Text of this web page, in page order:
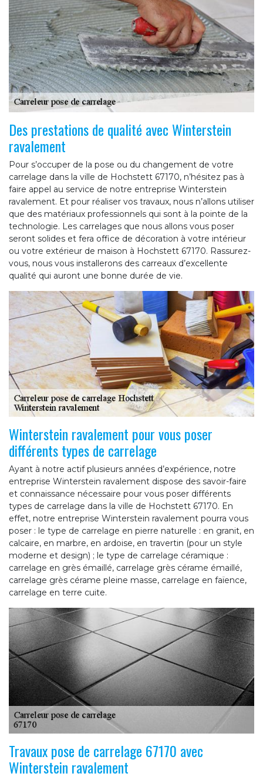
Des prestations de qualité avec Winterstein
ravalement
Pour s’occuper de la pose ou du changement de votre
carrelage dans la ville de Hochstett 67170, n’hésitez pas à
faire appel au service de notre entreprise Winterstein
ravalement. Et pour réaliser vos travaux, nous n’allons utiliser
que des matériaux professionnels qui sont à la pointe de la
technologie. Les carrelages que nous allons vous poser
seront solides et fera office de décoration à votre intérieur
ou votre extérieur de maison à Hochstett 67170. Rassurez-
vous, nous vous installerons des carreaux d’excellente
qualité qui auront une bonne durée de vie.
Winterstein ravalement pour vous poser
différents types de carrelage
Ayant à notre actif plusieurs années d’expérience, notre
entreprise Winterstein ravalement dispose des savoir-faire
et connaissance nécessaire pour vous poser différents
types de carrelage dans la ville de Hochstett 67170. En
effet, notre entreprise Winterstein ravalement pourra vous
poser : le type de carrelage en pierre naturelle : en granit, en
calcaire, en marbre, en ardoise, en travertin (pour un style
moderne et design) ; le type de carrelage céramique :
carrelage en grès émaillé, carrelage grès cérame émaillé,
carrelage grès cérame pleine masse, carrelage en faïence,
carrelage en terre cuite.
Travaux pose de carrelage 67170 avec
Winterstein ravalement